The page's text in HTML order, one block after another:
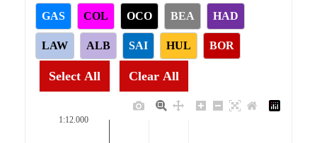
GAS COL OCO BEA HAD
LAW ALB SAI HUL BOR
Select All Clear All
1:12.000